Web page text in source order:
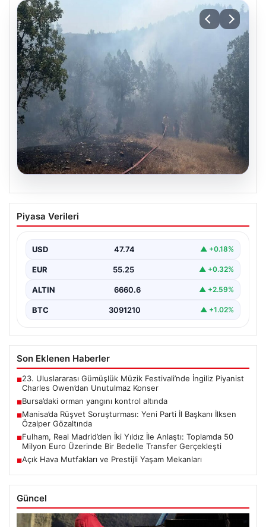
Bursa’daki orman yangını kontrol altında
Piyasa Verileri
USD 47.74 ▲ +0.18%
EUR 55.25 ▲ +0.32%
ALTIN 6660.6 ▲ +2.59%
BTC 3091210 ▲ +1.02%
Son Eklenen Haberler
■23. Uluslararası Gümüşlük Müzik Festivali’nde İngiliz Piyanist
Charles Owen’dan Unutulmaz Konser
■Bursa’daki orman yangını kontrol altında
■Manisa’da Rüşvet Soruşturması: Yeni Parti İl Başkanı İlksen
Özalper Gözaltında
■Fulham, Real Madrid’den İki Yıldız İle Anlaştı: Toplamda 50
Milyon Euro Üzerinde Bir Bedelle Transfer Gerçekleşti
■Açık Hava Mutfakları ve Prestijli Yaşam Mekanları
Güncel